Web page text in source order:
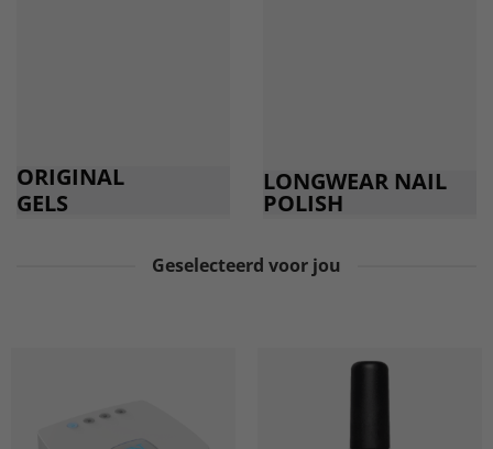
ORIGINAL
GELS
LONGWEAR NAIL
POLISH
Geselecteerd voor jou